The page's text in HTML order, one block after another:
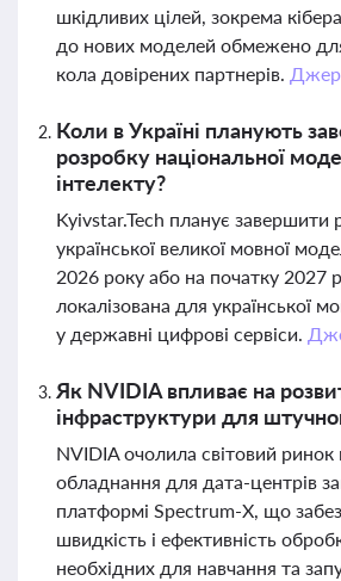
шкідливих цілей, зокрема
до нових моделей обмежено
кола довірених партнерів.
Коли в Україні планують
розробку національної
інтелекту?
Kyivstar.Tech планує завершити
української великої мовної
2026 року або на початку 2027
локалізована для української
у державні цифрові сервіси.
Як NVIDIA впливає на
інфраструктури для
NVIDIA очолила світовий
обладнання для дата-центрів
платформі Spectrum-X, що
швидкість і ефективність
необхідних для навчання та